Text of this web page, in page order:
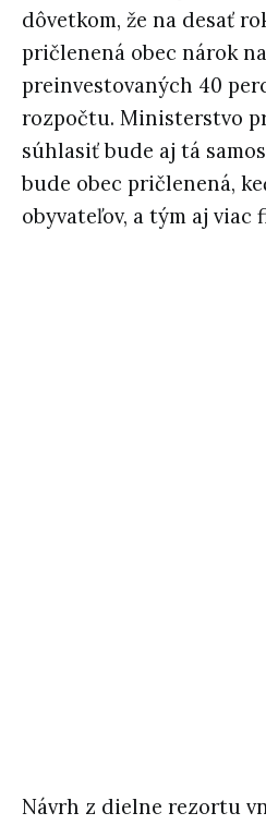
dôvetkom, že na desať
pričlenená obec nárok
preinvestovaných 40
rozpočtu. Ministerstvo
súhlasiť bude aj tá
bude obec pričlenená,
obyvateľov, a tým aj viac
Návrh z dielne rezortu